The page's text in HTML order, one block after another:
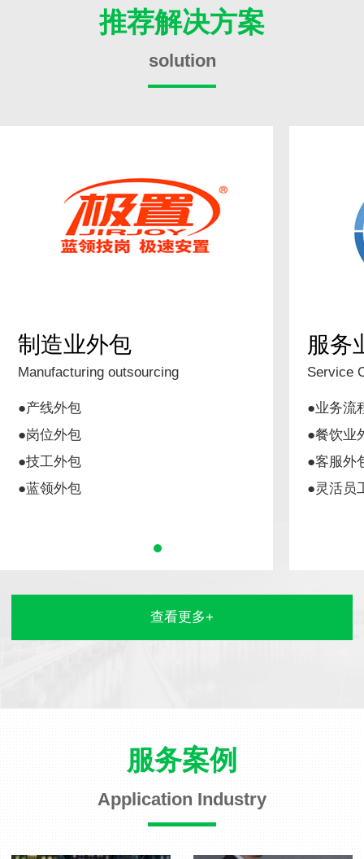
推荐解决方案
solution
制造业外包
Manufacturing outsourcing
●产线外包
●岗位外包
●技工外包
●蓝领外包
服务
Service
●业务流
●餐饮业
●客服外
●灵活员
查看更多+
服务案例
Application Industry